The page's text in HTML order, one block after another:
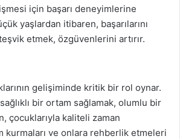
için başarı deneyimlerine
yaşlardan itibaren, başarılarını
etmek, özgüvenlerini artırır.
gelişiminde kritik bir rol oynar.
bir ortam sağlamak, olumlu bir
çocuklarıyla kaliteli zaman
kurmaları ve onlara rehberlik etmeleri